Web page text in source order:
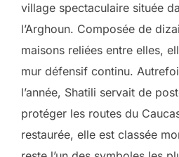
village spectaculaire située
l’Arghoun. Composée de
maisons reliées entre elles,
mur défensif continu.
l’année, Shatili servait de
protéger les routes du
restaurée, elle est classée